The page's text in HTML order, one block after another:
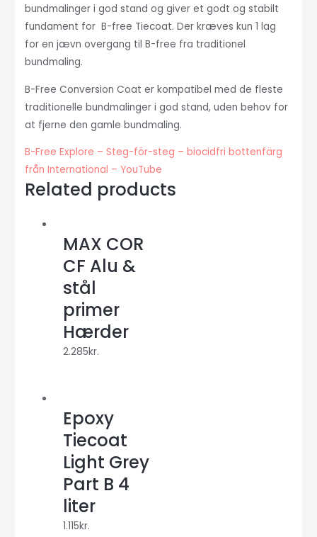
bundmalinger i god stand og giver et godt og stabilt
fundament for B-free Tiecoat. Der kræves kun 1 lag
for en jævn overgang til B-free fra traditionel
bundmaling.
B-Free Conversion Coat er kompatibel med de fleste
traditionelle bundmalinger i god stand, uden behov for
at fjerne den gamle bundmaling.
B-Free Explore – Steg-för-steg – biocidfri bottenfärg
från International – YouTube
Related products
MAX COR
CF Alu &
stål
primer
Hærder
2.285kr.
Epoxy
Tiecoat
Light Grey
Part B 4
liter
1.115kr.